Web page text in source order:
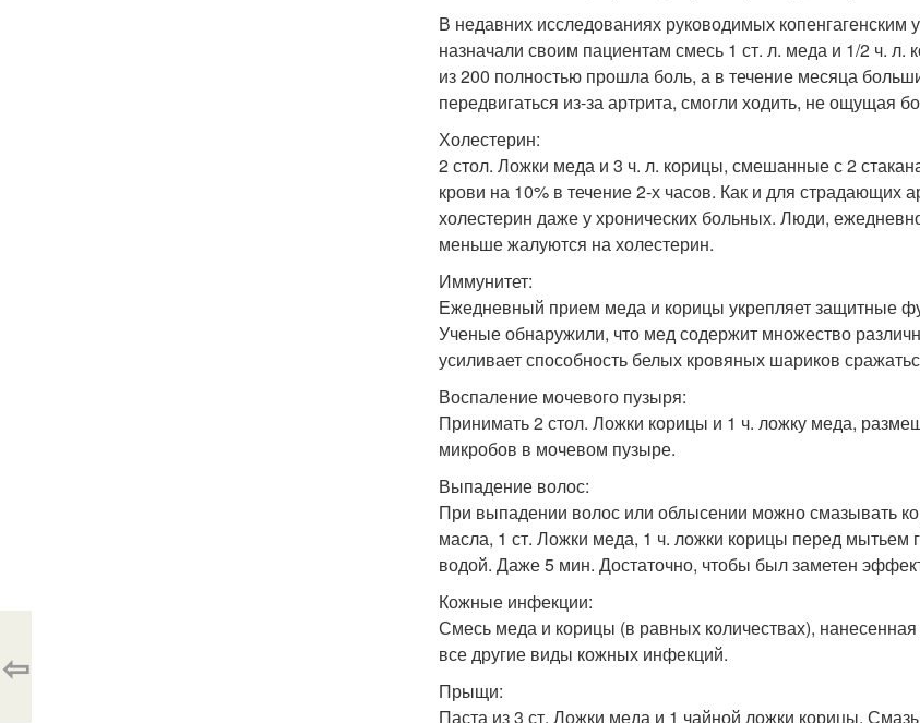
В недавних исследованиях руководимых копенгагенским
назначали своим пациентам смесь 1 ст. л. меда и 1/2 ч.
из 200 полностью прошла боль, а в течение месяца
передвигаться из-за артрита, смогли ходить, не ощущая
Холестерин:
2 стол. Ложки меда и 3 ч. л. корицы, смешанные с 2
крови на 10% в течение 2-х часов. Как и для страдающих
холестерин даже у хронических больных. Люди,
меньше жалуются на холестерин.
Иммунитет:
Ежедневный прием меда и корицы укрепляет защитные
Ученые обнаружили, что мед содержит множество
усиливает способность белых кровяных шариков
Воспаление мочевого пузыря:
Принимать 2 стол. Ложки корицы и 1 ч. ложку меда,
микробов в мочевом пузыре.
Выпадение волос:
При выпадении волос или облысении можно смазывать
масла, 1 ст. Ложки меда, 1 ч. ложки корицы перед
водой. Даже 5 мин. Достаточно, чтобы был заметен
Кожные инфекции:
Смесь меда и корицы (в равных количествах),
все другие виды кожных инфекций.
Прыщи:
Паста из 3 ст. Ложки меда и 1 чайной ложки корицы.
⇦